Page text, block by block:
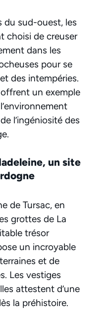
du sud-ouest, les
choisi de creuser
dans les
pour se
des intempéries.
un exemple
l’ingéniosité des
un site
de Tursac, en
grottes de La
trésor
un incroyable
et de
Les vestiges
attestent d’une
la préhistoire.